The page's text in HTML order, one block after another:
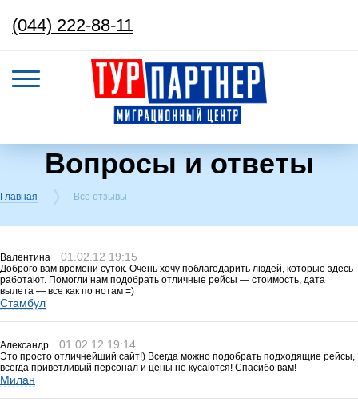
(044) 222-88-11
Вопросы и ответы
Главная Все отзывы
Валентина 01.02.12 19:15
Доброго вам времени суток. Очень хочу поблагодарить людей, которые здесь
работают. Помогли нам подобрать отличные рейсы — стоимость, дата
вылета — все как по нотам =)
Стамбул
Александр 01.02.12 19:14
Это просто отличнейший сайт!) Всегда можно подобрать подходящие рейсы,
всегда приветливый персонал и цены не кусаются! Спасибо вам!
Милан